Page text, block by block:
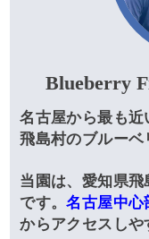
Blueberry
名古屋から最も
飛島村のブルーベ
当園は、愛知県飛
です。名古屋中心
からアクセスしや